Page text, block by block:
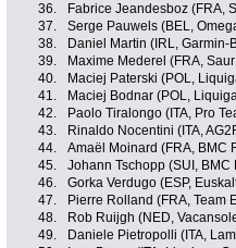
36.
Fabrice Jeandesboz (FRA,
37.
Serge Pauwels (BEL,
38.
Daniel Martin (IRL, Garmin-
39.
Maxime Mederel (FRA,
40.
Maciej Paterski (POL,
41.
Maciej Bodnar (POL,
42.
Paolo Tiralongo (ITA, Pro
43.
Rinaldo Nocentini (ITA,
44.
Amaël Moinard (FRA, BMC
45.
Johann Tschopp (SUI, BMC
46.
Gorka Verdugo (ESP,
47.
Pierre Rolland (FRA, Team
48.
Rob Ruijgh (NED,
49.
Daniele Pietropolli (ITA,